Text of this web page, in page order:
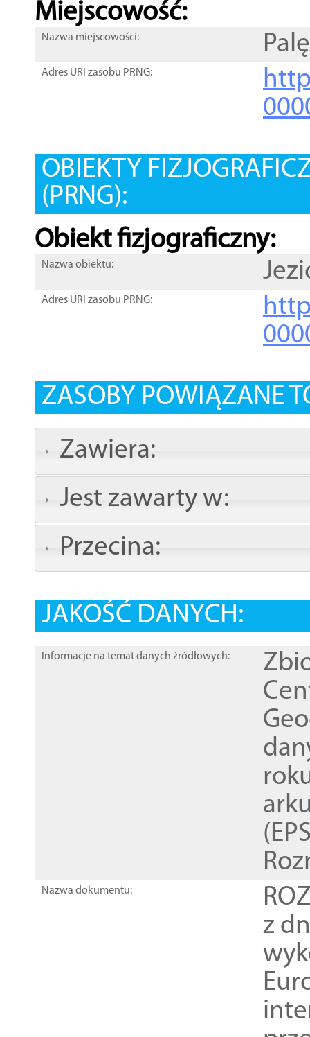
Miejscowość:
Nazwa miejscowości:
Adres URI zasobu PRNG:
OBIEKTY
(PRNG):
Obiekt fizjograficzny:
Nazwa obiektu:
Adres URI zasobu PRNG:
ZASOBY POWIĄZANE
Zawiera:
Jest zawarty w:
Przecina:
JAKOŚĆ DANYCH:
Informacje na temat danych źródłowych:
Nazwa dokumentu:
z